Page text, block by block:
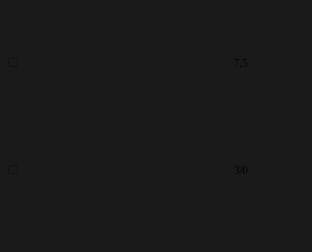
7,5
3/0